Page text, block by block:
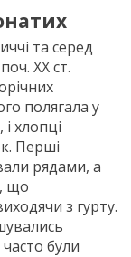
та серед
ХХ ст.
полягала у
хлопці
Перші
рядами, а
що
з гурту.
були